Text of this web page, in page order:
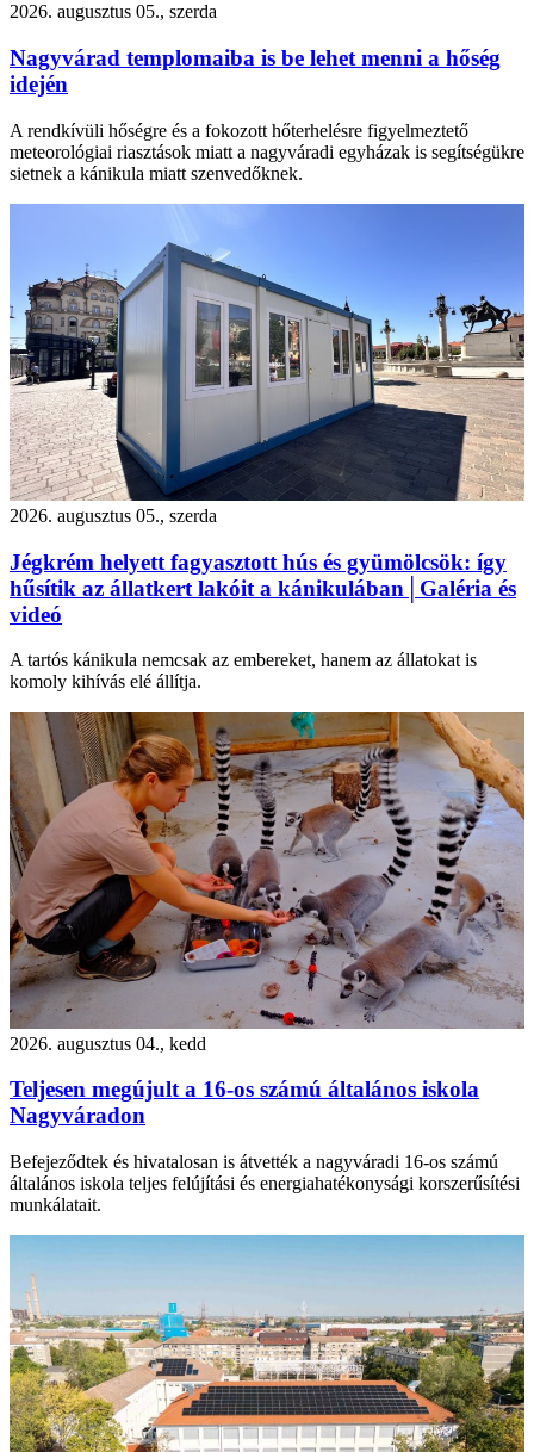
2026. augusztus 05., szerda
Nagyvárad templomaiba is be lehet menni a hőség
idején
A rendkívüli hőségre és a fokozott hőterhelésre figyelmeztető
meteorológiai riasztások miatt a nagyváradi egyházak is segítségükre
sietnek a kánikula miatt szenvedőknek.
2026. augusztus 05., szerda
Jégkrém helyett fagyasztott hús és gyümölcsök: így
hűsítik az állatkert lakóit a kánikulában│Galéria és
videó
A tartós kánikula nemcsak az embereket, hanem az állatokat is
komoly kihívás elé állítja.
2026. augusztus 04., kedd
Teljesen megújult a 16-os számú általános iskola
Nagyváradon
Befejeződtek és hivatalosan is átvették a nagyváradi 16-os számú
általános iskola teljes felújítási és energiahatékonysági korszerűsítési
munkálatait.